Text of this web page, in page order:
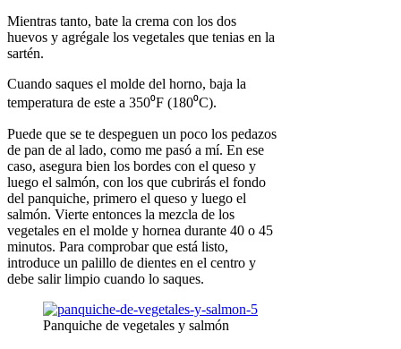
Mientras tanto, bate la crema con los dos
huevos y agrégale los vegetales que tenias en la
sartén.
Cuando saques el molde del horno, baja la
temperatura de este a 350⁰F (180⁰C).
Puede que se te despeguen un poco los pedazos
de pan de al lado, como me pasó a mí. En ese
caso, asegura bien los bordes con el queso y
luego el salmón, con los que cubrirás el fondo
del panquiche, primero el queso y luego el
salmón. Vierte entonces la mezcla de los
vegetales en el molde y hornea durante 40 o 45
minutos. Para comprobar que está listo,
introduce un palillo de dientes en el centro y
debe salir limpio cuando lo saques.
Panquiche de vegetales y salmón